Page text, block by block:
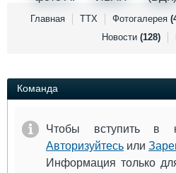
Выставки и семинары
Личности
Главная ТТХ Фотогалерея
Новости (128)
Команда
Чтобы вступить в
Авторизуйтесь или
Информация только